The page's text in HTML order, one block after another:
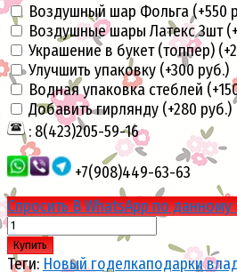
Воздушный шар Фольга (+550
Воздушные шары Латекс 3шт (+
Украшение в букет (топпер) (+
Улучшить упаковку (+300 руб.)
Водная упаковка стеблей (+
Добавить гирлянду (+280 руб.)
: 8(423)205-59-16
+7(908)449-63-63
Спросить В WhatsApp по данному
Купить
Теги: Новый годелкаподарки